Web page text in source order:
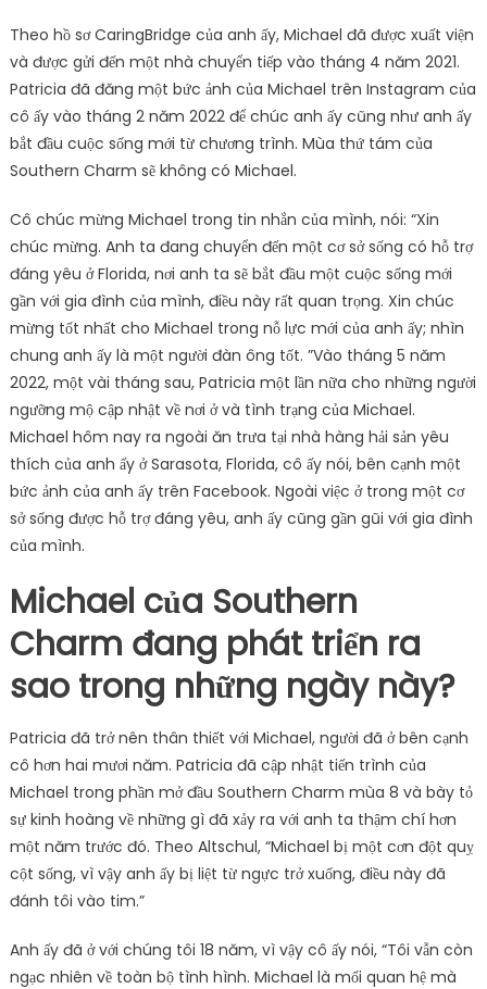
Theo hồ sơ CaringBridge của anh ấy, Michael đã được xuất viện
và được gửi đến một nhà chuyển tiếp vào tháng 4 năm 2021.
Patricia đã đăng một bức ảnh của Michael trên Instagram của
cô ấy vào tháng 2 năm 2022 để chúc anh ấy cũng như anh ấy
bắt đầu cuộc sống mới từ chương trình. Mùa thứ tám của
Southern Charm sẽ không có Michael.
Cô chúc mừng Michael trong tin nhắn của mình, nói: “Xin
chúc mừng. Anh ta đang chuyển đến một cơ sở sống có hỗ trợ
đáng yêu ở Florida, nơi anh ta sẽ bắt đầu một cuộc sống mới
gần với gia đình của mình, điều này rất quan trọng. Xin chúc
mừng tốt nhất cho Michael trong nỗ lực mới của anh ấy; nhìn
chung anh ấy là một người đàn ông tốt. ”Vào tháng 5 năm
2022, một vài tháng sau, Patricia một lần nữa cho những người
ngưỡng mộ cập nhật về nơi ở và tình trạng của Michael.
Michael hôm nay ra ngoài ăn trưa tại nhà hàng hải sản yêu
thích của anh ấy ở Sarasota, Florida, cô ấy nói, bên cạnh một
bức ảnh của anh ấy trên Facebook. Ngoài việc ở trong một cơ
sở sống được hỗ trợ đáng yêu, anh ấy cũng gần gũi với gia đình
của mình.
Michael của Southern
Charm đang phát triển ra
sao trong những ngày này?
Patricia đã trở nên thân thiết với Michael, người đã ở bên cạnh
cô hơn hai mươi năm. Patricia đã cập nhật tiến trình của
Michael trong phần mở đầu Southern Charm mùa 8 và bày tỏ
sự kinh hoàng về những gì đã xảy ra với anh ta thậm chí hơn
một năm trước đó. Theo Altschul, “Michael bị một cơn đột quỵ
cột sống, vì vậy anh ấy bị liệt từ ngực trở xuống, điều này đã
đánh tôi vào tim.”
Anh ấy đã ở với chúng tôi 18 năm, vì vậy cô ấy nói, “Tôi vẫn còn
ngạc nhiên về toàn bộ tình hình. Michael là mối quan hệ mà